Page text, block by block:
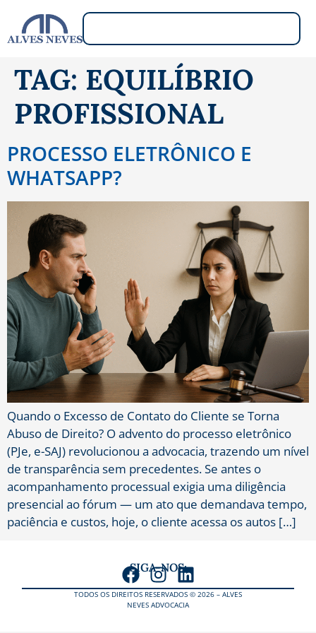
TAG: EQUILÍBRIO
PROFISSIONAL
PROCESSO ELETRÔNICO E
WHATSAPP?
Quando o Excesso de Contato do Cliente se Torna
Abuso de Direito? O advento do processo eletrônico
(PJe, e-SAJ) revolucionou a advocacia, trazendo um nível
de transparência sem precedentes. Se antes o
acompanhamento processual exigia uma diligência
presencial ao fórum — um ato que demandava tempo,
paciência e custos, hoje, o cliente acessa os autos […]
SIGA-NOS:
TODOS OS DIREITOS RESERVADOS © 2026 – ALVES
NEVES ADVOCACIA